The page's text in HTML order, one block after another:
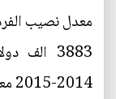
3883
2014-2015 معدلاً سالباً إذ بلغ (-27.5%).